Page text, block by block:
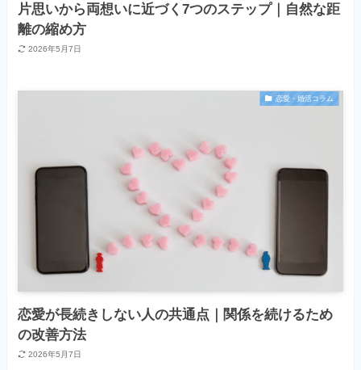
片思いから両想いに近づく7つのステップ｜自然な距
離の縮め方
2026年5月7日
恋愛・婚活コラム
恋愛が長続きしない人の共通点｜関係を続けるため
の改善方法
2026年5月7日